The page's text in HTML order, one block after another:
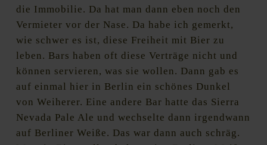
die Immobilie. Da hat man dann eben noch den
Vermieter vor der Nase. Da habe ich gemerkt,
wie schwer es ist, diese Freiheit mit Bier zu
leben. Bars haben oft diese Verträge nicht und
können servieren, was sie wollen. Dann gab es
auf einmal hier in Berlin ein schönes Dunkel
von Weiherer. Eine andere Bar hatte das Sierra
Nevada Pale Ale und wechselte dann irgendwann
auf Berliner Weiße. Das war dann auch schräg.